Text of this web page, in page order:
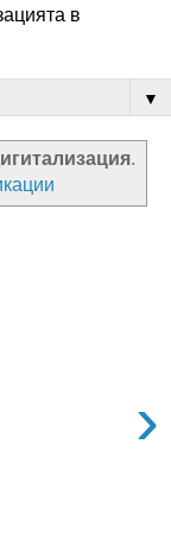
в
▼
.
›